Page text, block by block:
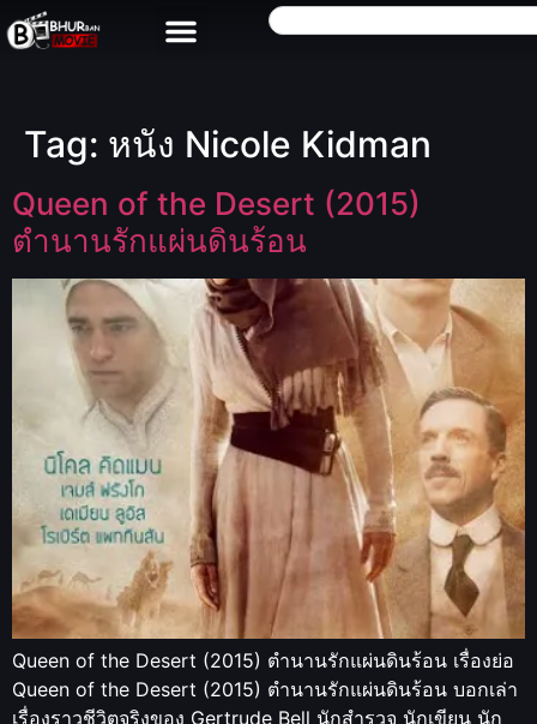
Tag: หนัง Nicole Kidman
Queen of the Desert (2015)
ตำนานรักแผ่นดินร้อน
Queen of the Desert (2015) ตำนานรักแผ่นดินร้อน เรื่องย่อ
Queen of the Desert (2015) ตำนานรักแผ่นดินร้อน บอกเล่า
เรื่องราวชีวิตจริงของ Gertrude Bell นักสำรวจ นักเขียน นัก